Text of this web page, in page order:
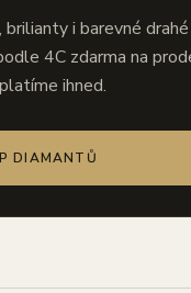
brilianty i barevné
4C zdarma na
ihned.
DIAMANTŮ